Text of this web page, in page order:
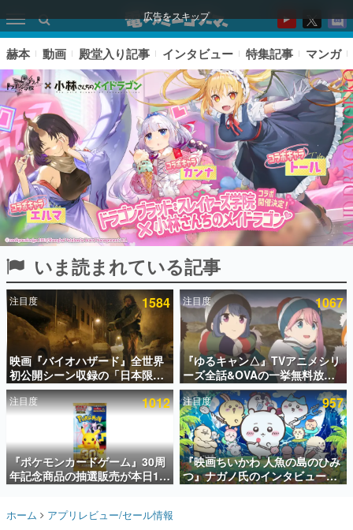
広告をスキップ
ピックアップ
電ファミのいま読まれている記事ランキング
アプリセール情報
インタビュー
連載・特集一覧
殿堂入り記事
SNS拡散数が数千以上！ ページビュー数万以上！ などな
ど。多くの人々に読まれた、電ファミ渾身の“殿堂入り”記
事をまとめました。
名作ゲームクリエイターの方々に製作時のエピソードをお
赫本 動画 殿堂入り記事 インタビュー 特集記事 マンガ
いま読まれている記事
注目度 1584
映画『バイオハザード』全世界
初公開シーン収録の「日本限
定」予告映像が解禁。バイオの
日（8月10日）にあわせて、
「ラクーンシティ総合病院」へ
行く配達人の姿が披露
注目度 1067
『ゆるキャン△』TVアニメシリ
ーズ全話&OVAの一挙無料放送
がABEMAで開催決定。8月11日
「山の日」の午前0時から実施
注目度 1012
『ポケモンカードゲーム』30周
年記念商品の抽選販売が本日12
時より開始。拡張パック「30th
に、「プレミアムデッキセット
注目度 957
『映画ちいかわ 人魚の島のひみ
つ』ナガノ氏のインタビューが
解禁。もしまた映画をやれるな
ホーム アプリレビュー/セール情報